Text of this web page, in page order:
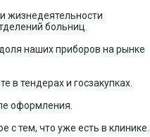
жизнедеятельности
больниц.
наших приборов на рынке
в тендерах и госзакупках.
оформления.
тем, что уже есть в клинике.